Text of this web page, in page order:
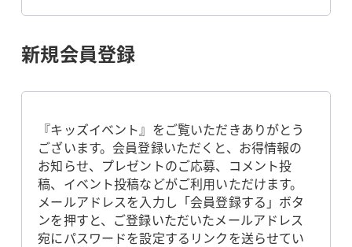
新規会員登録
『キッズイベント』をご覧いただきありがとう
ございます。会員登録いただくと、お得情報の
お知らせ、プレゼントのご応募、コメント投
稿、イベント投稿などがご利用いただけます。
メールアドレスを入力し「会員登録する」ボタ
ンを押すと、ご登録いただいたメールアドレス
宛にパスワードを設定するリンクを送らせてい